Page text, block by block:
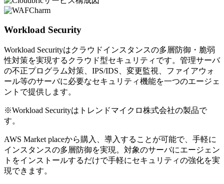
Workload Security
Workload Securityはクラウドインスタンスの多層防御・脆弱
性対策を実現するクラウド型セキュリティです。管理サーバ
の不正プログラム対策、IPS/IDS、変更監視、ファイアウォ
ール等のサーバに必要なセキュリティ機能を一つのエージェ
ントで提供します。
※Workload Securityはトレンドマイクロ株式会社の製品で
す。
AWS Market placeから購入、導入することが可能で、手軽に
インスタンスの多層防御を実現。対象のサーバにエージェン
トをインストールするだけで手軽にセキュリティの強化を実
現できます。